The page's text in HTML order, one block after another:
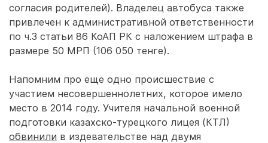
согласия родителей). Владелец автобуса также
привлечен к административной ответственности
по ч.3 статьи 86 КоАП РК с наложением штрафа в
размере 50 МРП (106 050 тенге).
Напомним про еще одно происшествие с
участием несовершеннолетних, которое имело
место в 2014 году. Учителя начальной военной
подготовки казахско-турецкого лицея (КТЛ)
обвинили в издевательстве над двумя